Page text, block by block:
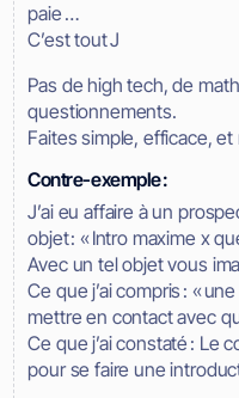
paie …
C’est tout J
Pas de high tech, de
questionnements.
Faites simple, efficace, et
Contre-exemple :
J’ai eu affaire à un
objet : « Intro maxime x
Avec un tel objet vous
Ce que j’ai compris : «
mettre en contact avec
Ce que j’ai constaté : Le
pour se faire une